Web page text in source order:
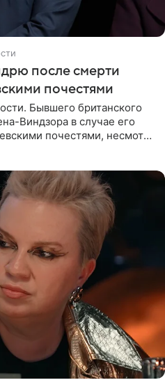
после смерти
почестями
Бывшего британского
Виндзора в случае его
почестями, несмотря